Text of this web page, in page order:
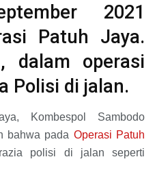
2021
Patuh Jaya.
dalam operasi
Polisi di jalan.
Kombespol Sambodo
bahwa pada Operasi Patuh
polisi di jalan seperti